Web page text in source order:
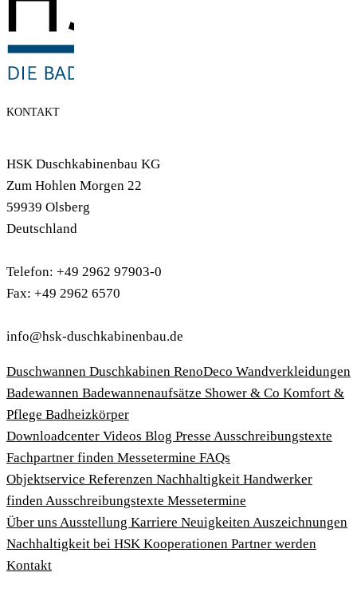
KONTAKT
HSK Duschkabinenbau KG
Zum Hohlen Morgen 22
59939 Olsberg
Deutschland
Telefon: +49 2962 97903-0
Fax: +49 2962 6570
info@hsk-duschkabinenbau.de
Duschwannen Duschkabinen RenoDeco Wandverkleidungen
Badewannen Badewannenaufsätze Shower & Co Komfort &
Pflege Badheizkörper
Download­center Videos Blog Presse Ausschreibungstexte
Fachpartner finden Messetermine FAQs
Objektservice Referenzen Nachhaltigkeit Handwerker
finden Ausschreibungstexte Messetermine
Über uns Ausstellung Karriere Neuigkeiten Auszeichnungen
Nachhaltigkeit bei HSK Kooperationen Partner werden
Kontakt